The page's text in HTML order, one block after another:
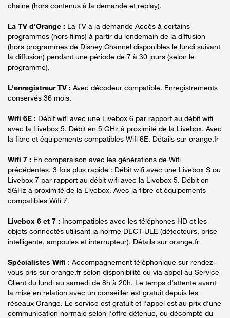
chaine (hors contenus à la demande et replay).
La TV d'Orange : La TV à la demande Accès à certains
programmes (hors films) à partir du lendemain de la diffusion
(hors programmes de Disney Channel disponibles le lundi suivant
la diffusion) pendant une période de 7 à 30 jours (selon le
programme).
L'enregistreur TV : Avec décodeur compatible. Enregistrements
conservés 36 mois.
Wifi 6E : Débit wifi avec une Livebox 6 par rapport au débit wifi
avec la Livebox 5. Débit en 5 GHz à proximité de la Livebox. Avec
la fibre et équipements compatibles Wifi 6E. Détails sur orange.fr
Wifi 7 : En comparaison avec les générations de Wifi
précédentes. 3 fois plus rapide : Débit wifi avec une Livebox S ou
Livebox 7 par rapport au débit wifi avec la Livebox 5. Débit en
5GHz à proximité de la Livebox. Avec la fibre et équipements
compatibles Wifi 7.
Livebox 6 et 7 : Incompatibles avec les téléphones HD et les
objets connectés utilisant la norme DECT-ULE (détecteurs, prise
intelligente, ampoules et interrupteur). Détails sur orange.fr
Spécialistes Wifi : Accompagnement téléphonique sur rendez-
vous pris sur orange.fr selon disponibilité ou via appel au Service
Client du lundi au samedi de 8h à 20h. Le temps d’attente avant
la mise en relation avec un conseiller est gratuit depuis les
réseaux Orange. Le service est gratuit et l’appel est au prix d’une
communication normale selon l’offre détenue, ou décompté du